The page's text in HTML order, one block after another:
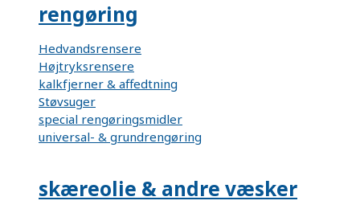
rengøring
Hedvandsrensere
Højtryksrensere
kalkfjerner & affedtning
Støvsuger
special rengøringsmidler
universal- & grundrengøring
skæreolie & andre væsker